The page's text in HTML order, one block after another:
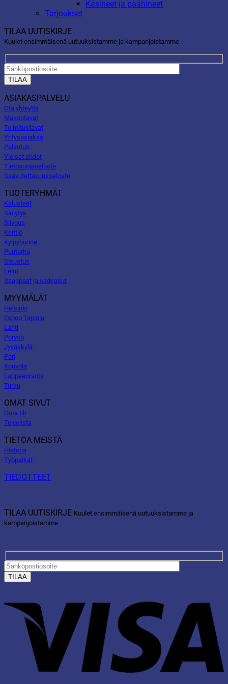
Käsineet ja päähineet
Tarjoukset
TILAA UUTISKIRJE
Kuulet ensimmäisenä uutuuksistamme ja kampanjoistamme
ASIAKASPALVELU
Ota yhteyttä
Maksutavat
Toimitustavat
Yritysasiakas
Palautus
Yleiset ehdot
Tietosuojaseloste
Saavutettavuusseloste
TUOTERYHMÄT
Kalusteet
Säilytys
Siivous
Keittiö
Kylpyhuone
Puutarha
Sisustus
Lelut
Saappaat ja sadeasut
MYYMÄLÄT
Helsinki
Espoo Tapiola
Lahti
Porvoo
Jyväskylä
Pori
Kouvola
Lappeenranta
Turku
OMAT SIVUT
Oma tili
Toivelista
TIETOA MEISTÄ
Historia
Työpaikat
TIEDOTTEET
TILAA UUTISKIRJE Kuulet ensimmäisenä uutuuksistamme ja
kampanjoistamme